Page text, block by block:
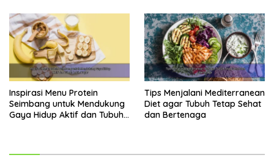
Inspirasi Menu Protein
Seimbang untuk Mendukung
Gaya Hidup Aktif dan Tubuh
Tips Menjalani Mediterranean
Diet agar Tubuh Tetap Sehat
dan Bertenaga